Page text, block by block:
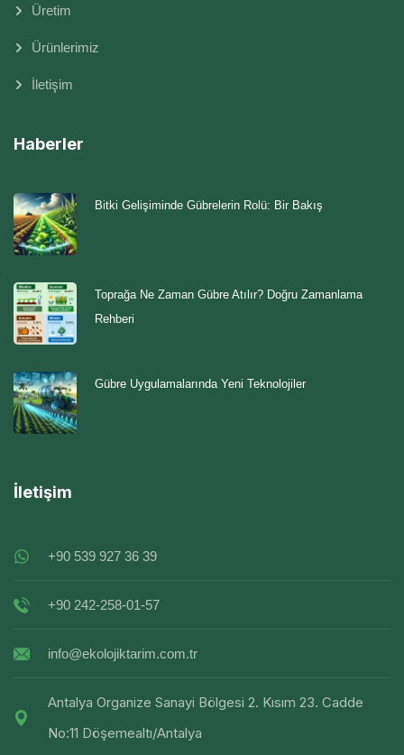
Üretim
Ürünlerimiz
İletişim
Haberler
Bitki Gelişiminde Gübrelerin Rolü: Bir Bakış
Toprağa Ne Zaman Gübre Atılır? Doğru Zamanlama
Rehberi
Gübre Uygulamalarında Yeni Teknolojiler
İletişim
+90 539 927 36 39
+90 242-258-01-57
info@ekolojiktarim.com.tr
Antalya Organize Sanayi Bölgesi 2. Kısım 23. Cadde
No:11 Döşemealtı/Antalya